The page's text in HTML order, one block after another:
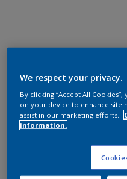
We respect your privacy.
By clicking “Accept All
on your device to enhance site
assist in our marketing efforts.
information.